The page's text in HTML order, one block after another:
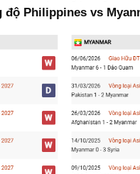
độ Philippines vs